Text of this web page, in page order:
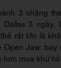
3 chặng
Dallas 3 ngày,
rất lớn là
Jaw: bay
hơn mua khứ